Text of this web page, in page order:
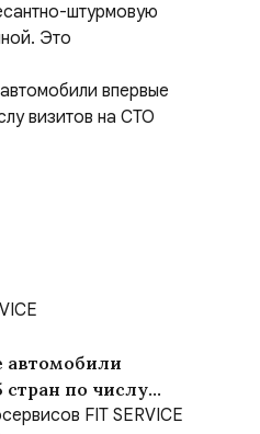
штурмовую
Это
автомобили
по числу
FIT SERVICE